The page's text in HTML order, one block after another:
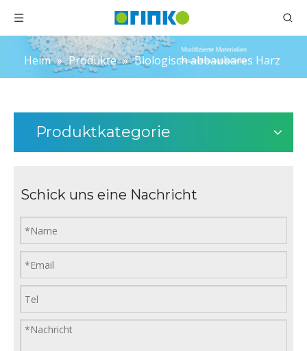
Heim » Produkte » Biologisch abbaubares Harz
Produktkategorie
Schick uns eine Nachricht